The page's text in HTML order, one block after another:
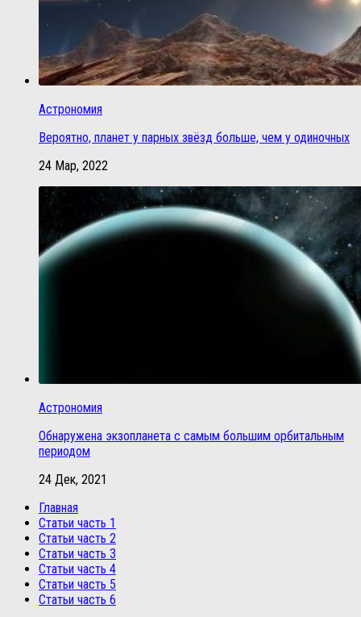
Астрономия
Вероятно, планет у парных звёзд больше, чем у одиночных
24 Мар, 2022
Астрономия
Обнаружена экзопланета с самым большим орбитальным
периодом
24 Дек, 2021
Главная
Статьи часть 1
Статьи часть 2
Статьи часть 3
Статьи часть 4
Статьи часть 5
Статьи часть 6